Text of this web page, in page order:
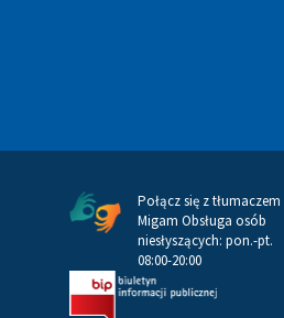
Połącz się z tłumaczem
Migam Obsługa osób
niesłyszących: pon.-pt.
08:00-20:00